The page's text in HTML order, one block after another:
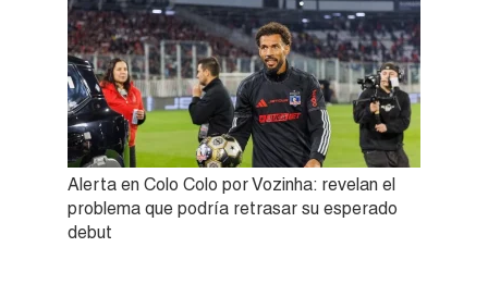
Alerta en Colo Colo por Vozinha: revelan el
problema que podría retrasar su esperado
debut